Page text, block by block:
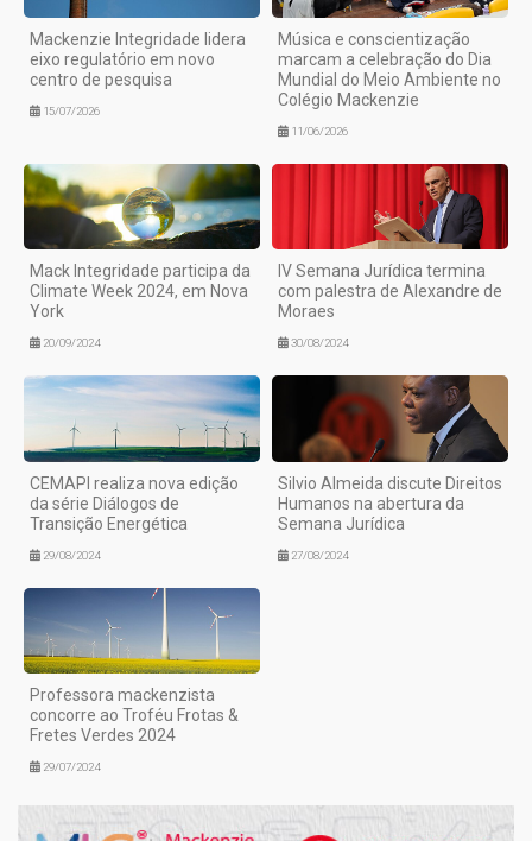
Mackenzie Integridade lidera
eixo regulatório em novo
centro de pesquisa
15/07/2026
Música e conscientização
marcam a celebração do Dia
Mundial do Meio Ambiente no
Colégio Mackenzie
11/06/2026
Mack Integridade participa da
Climate Week 2024, em Nova
York
20/09/2024
IV Semana Jurídica termina
com palestra de Alexandre de
Moraes
30/08/2024
CEMAPI realiza nova edição
da série Diálogos de
Transição Energética
29/08/2024
Silvio Almeida discute Direitos
Humanos na abertura da
Semana Jurídica
27/08/2024
Professora mackenzista
concorre ao Troféu Frotas &
Fretes Verdes 2024
29/07/2024